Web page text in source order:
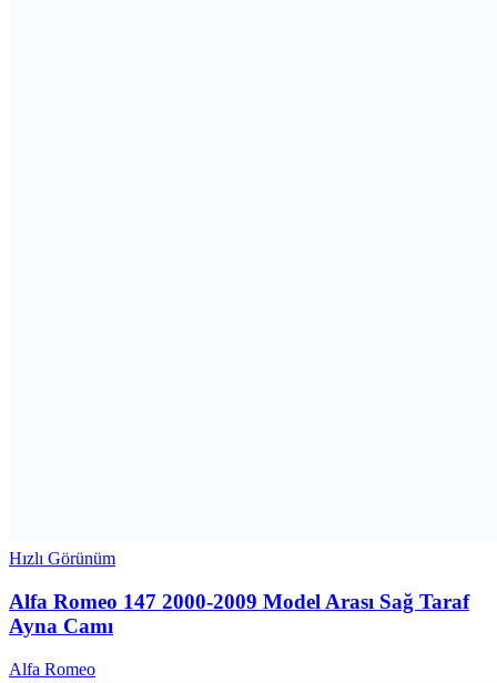
Hızlı Görünüm
Alfa Romeo 147 2000-2009 Model Arası Sağ Taraf
Ayna Camı
Alfa Romeo